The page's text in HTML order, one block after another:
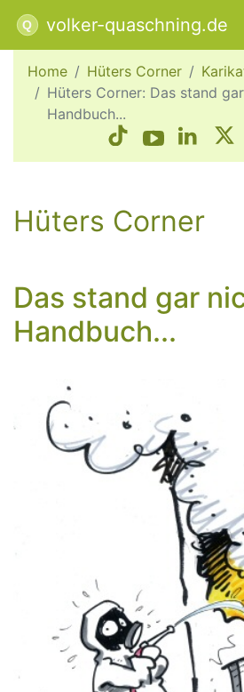
volker-quaschning.de
Home Hüters Corner
Hüters Corner: Das stand
Handbuch...
Hüters Corner
Das stand gar
Handbuch...